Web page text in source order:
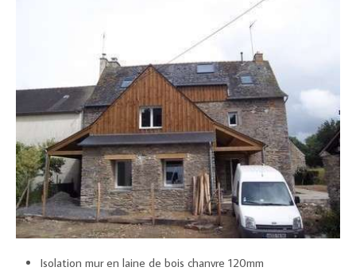
Isolation mur en laine de bois chanvre 120mm